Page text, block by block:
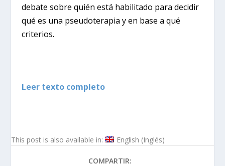
debate sobre quién está habilitado para decidir
qué es una pseudoterapia y en base a qué
criterios.
Leer texto completo
This post is also available in: English (Inglés)
COMPARTIR: